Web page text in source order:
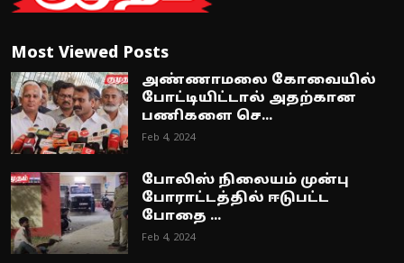
Most Viewed Posts
அண்ணாமலை கோவையில்
போட்டியிட்டால் அதற்கான
பணிகளை செ...
Feb 4, 2024
போலிஸ் நிலையம் முன்பு
போராட்டத்தில் ஈடுபட்ட
போதை ...
Feb 4, 2024